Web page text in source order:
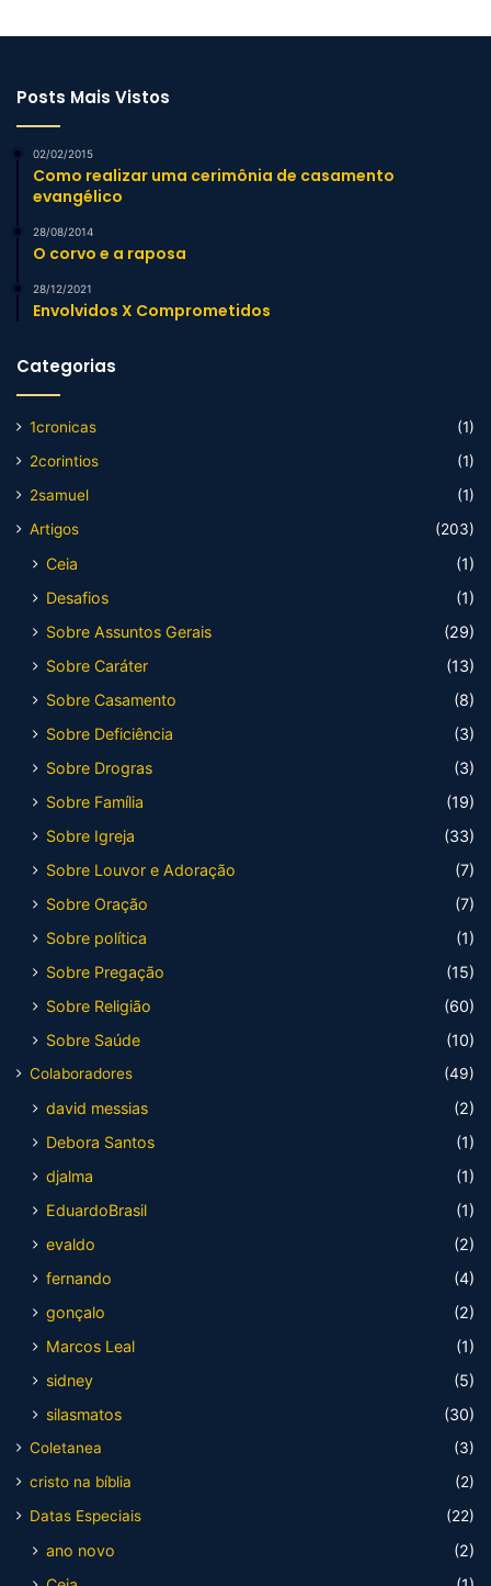
Posts Mais Vistos
02/02/2015
Como realizar uma cerimônia de casamento
evangélico
28/08/2014
O corvo e a raposa
28/12/2021
Envolvidos X Comprometidos
Categorias
1cronicas
(1)
2corintios
(1)
2samuel
(1)
Artigos
(203)
Ceia
(1)
Desafios
(1)
Sobre Assuntos Gerais
(29)
Sobre Caráter
(13)
Sobre Casamento
(8)
Sobre Deficiência
(3)
Sobre Drogras
(3)
Sobre Família
(19)
Sobre Igreja
(33)
Sobre Louvor e Adoração
(7)
Sobre Oração
(7)
Sobre política
(1)
Sobre Pregação
(15)
Sobre Religião
(60)
Sobre Saúde
(10)
Colaboradores (49)
david messias
(2)
Debora Santos
(1)
djalma
(1)
EduardoBrasil
(1)
evaldo
(2)
fernando
(4)
gonçalo
(2)
Marcos Leal
(1)
sidney
(5)
silasmatos
(30)
Coletanea
(3)
cristo na bíblia
(2)
Datas Especiais
(22)
ano novo
(2)